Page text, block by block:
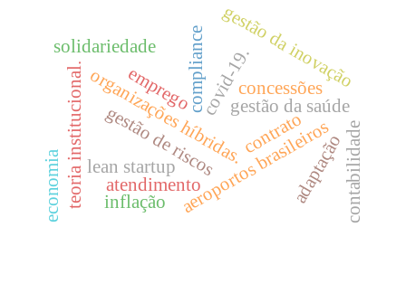
covid-19.concessões
aeroportos brasileiros
organizações híbridas.
teoria institucional. gestão de riscos
compliance
lean startup
gestão da inovação
adaptação
gestão da saúde
atendimento
solidariedade
economia contabilidade
emprego
contrato
inflação